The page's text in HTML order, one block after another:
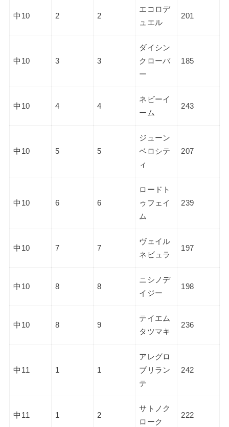
中10 2 2
エコロデ
ュエル
201
中10 3 3
ダイシン
クローバ
ー
185
中10 4 4
ネビーイ
ーム
243
中10 5 5
ジューン
ベロシテ
ィ
207
中10 6 6
ロードト
ゥフェイ
ム
239
中10 7 7
ヴェイル
ネビュラ
197
中10 8 8
ニシノデ
イジー
198
中10 8 9
テイエム
タツマキ
236
中11 1 1
アレグロ
ブリラン
テ
242
中11 1 2
サトノク
ローク
222